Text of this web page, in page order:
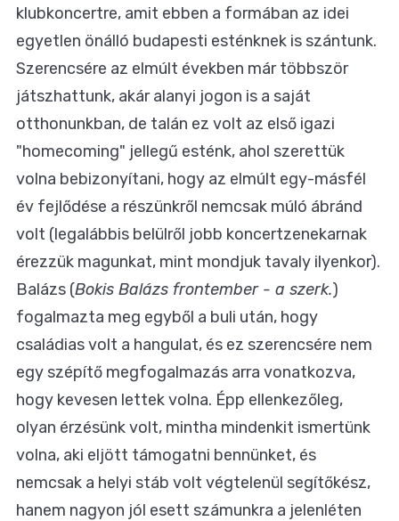
klubkoncertre, amit ebben a formában az idei
egyetlen önálló budapesti esténknek is szántunk.
Szerencsére az elmúlt években már többször
játszhattunk, akár alanyi jogon is a saját
otthonunkban, de talán ez volt az első igazi
"homecoming" jellegű esténk, ahol szerettük
volna bebizonyítani, hogy az elmúlt egy-másfél
év fejlődése a részünkről nemcsak múló ábránd
volt (legalábbis belülről jobb koncertzenekarnak
érezzük magunkat, mint mondjuk tavaly ilyenkor).
Balázs (Bokis Balázs frontember - a szerk.)
fogalmazta meg egyből a buli után, hogy
családias volt a hangulat, és ez szerencsére nem
egy szépítő megfogalmazás arra vonatkozva,
hogy kevesen lettek volna. Épp ellenkezőleg,
olyan érzésünk volt, mintha mindenkit ismertünk
volna, aki eljött támogatni bennünket, és
nemcsak a helyi stáb volt végtelenül segítőkész,
hanem nagyon jól esett számunkra a jelenléten